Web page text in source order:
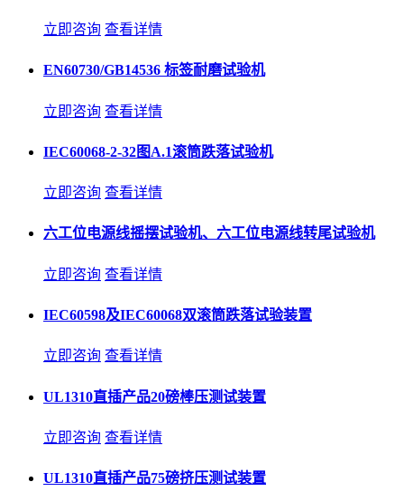
立即咨询 查看详情
EN60730/GB14536 标签耐磨试验机
立即咨询 查看详情
IEC60068-2-32图A.1滚筒跌落试验机
立即咨询 查看详情
六工位电源线摇摆试验机、六工位电源线转尾试验机
立即咨询 查看详情
IEC60598及IEC60068双滚筒跌落试验装置
立即咨询 查看详情
UL1310直插产品20磅棒压测试装置
立即咨询 查看详情
UL1310直插产品75磅挤压测试装置